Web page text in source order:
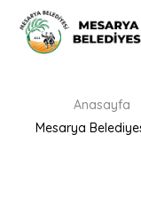
Anasayfa
Mesarya